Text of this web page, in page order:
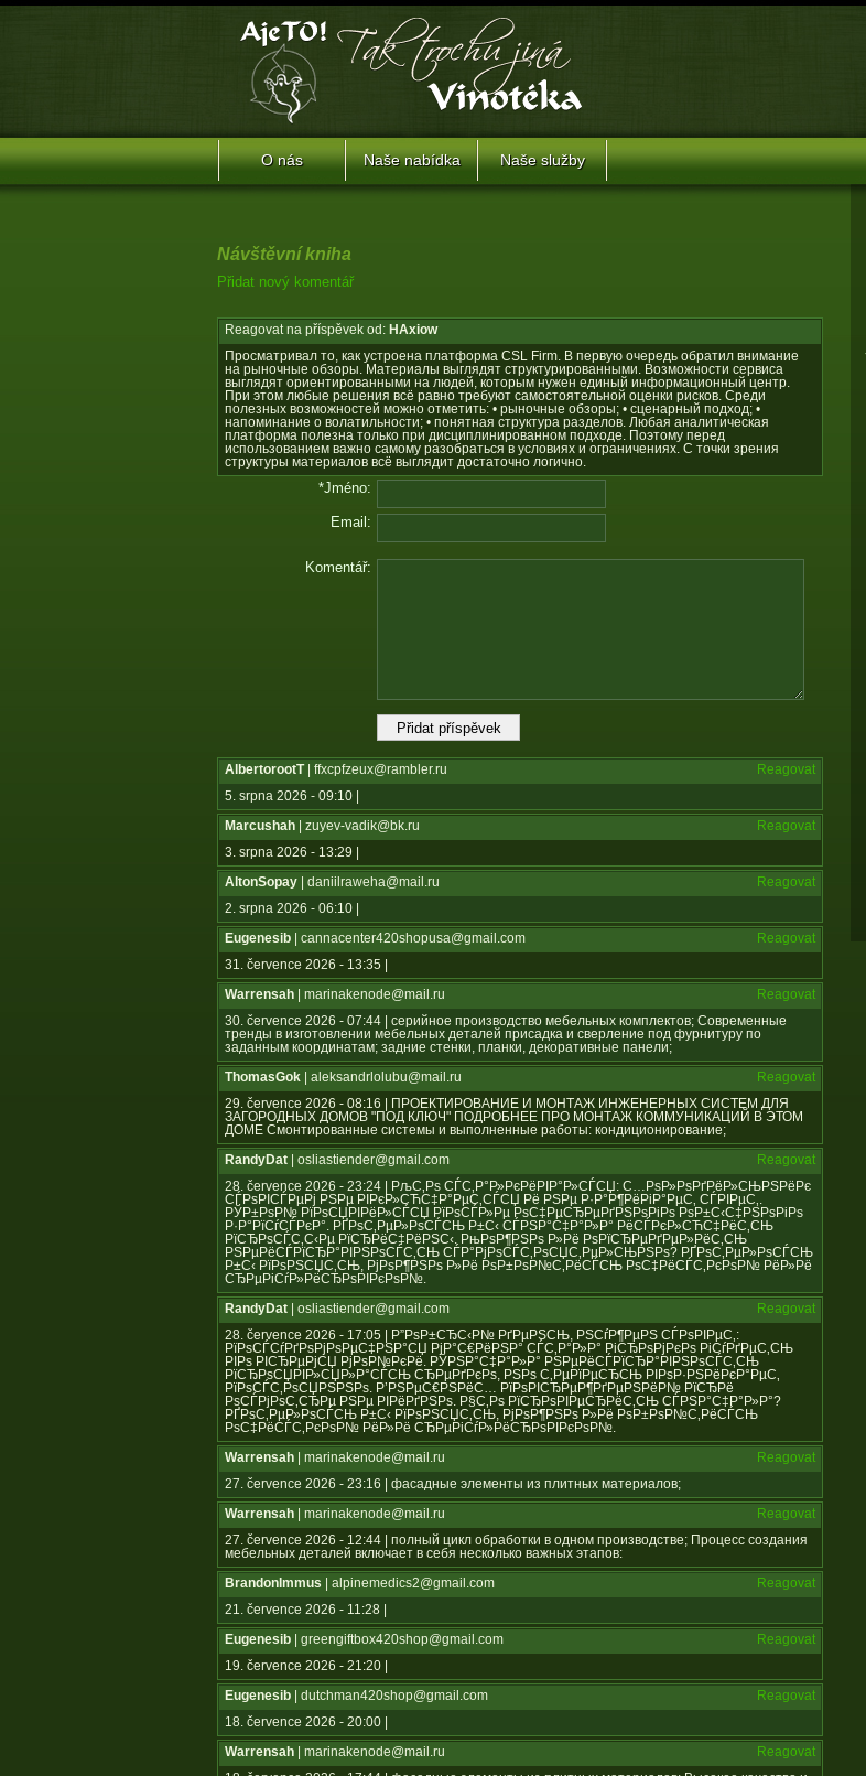
O nás Naše nabídka Naše služby
Návštěvní kniha
Přidat nový komentář
Reagovat na příspěvek od: HAxiow
Просматривал то, как устроена платформа CSL Firm. В первую очередь обратил внимание
на рыночные обзоры. Материалы выглядят структурированными. Возможности сервиса
выглядят ориентированными на людей, которым нужен единый информационный центр.
При этом любые решения всё равно требуют самостоятельной оценки рисков. Среди
полезных возможностей можно отметить: • рыночные обзоры; • сценарный подход; •
напоминание о волатильности; • понятная структура разделов. Любая аналитическая
платформа полезна только при дисциплинированном подходе. Поэтому перед
использованием важно самому разобраться в условиях и ограничениях. С точки зрения
структуры материалов всё выглядит достаточно логично.
*Jméno:
Email:
Komentář:
AlbertorootT| ffxcpfzeux@rambler.ru
Reagovat
5. srpna 2026 - 09:10 |
Marcushah | zuyev-vadik@bk.ru
Reagovat
3. srpna 2026 - 13:29 |
AltonSopay | daniilraweha@mail.ru
Reagovat
2. srpna 2026 - 06:10 |
Eugenesib | cannacenter420shopusa@gmail.com
Reagovat
31. července 2026 - 13:35 |
Warrensah | marinakenode@mail.ru
Reagovat
30. července 2026 - 07:44 | серийное производство мебельных комплектов; Современные
тренды в изготовлении мебельных деталей присадка и сверление под фурнитуру по
заданным координатам; задние стенки, планки, декоративные панели;
ThomasGok | aleksandrlolubu@mail.ru
Reagovat
29. července 2026 - 08:16 | ПРОЕКТИРОВАНИЕ И МОНТАЖ ИНЖЕНЕРНЫХ СИСТЕМ ДЛЯ
ЗАГОРОДНЫХ ДОМОВ "ПОД КЛЮЧ" ПОДРОБНЕЕ ПРО МОНТАЖ КОММУНИКАЦИЙ В ЭТОМ
ДОМЕ Смонтированные системы и выполненные работы: кондиционирование;
RandyDat | osliastiender@gmail.com
Reagovat
28. července 2026 - 23:24 | РљС‚Рѕ СЃС‚Р°Р»РєРёРІР°Р»СЃСЏ: С…РѕР»РѕРґРёР»СЊРЅРёРє
СЃРѕРІСЃРµРј РЅРµ РІРєР»СЋС‡Р°РµС‚СЃСЏ Рё РЅРµ Р·Р°Р¶РёРіР°РµС‚ СЃРІРµС‚.
РЎР±РѕР№ РїРѕСЏРІРёР»СЃСЏ РїРѕСЃР»Рµ РѕС‡РµСЂРµРґРЅРѕРіРѕ РѕР±С‹С‡РЅРѕРіРѕ
Р·Р°РїСѓСЃРєР°. РҐРѕС‚РµР»РѕСЃСЊ Р±С‹ СЃРЅР°С‡Р°Р»Р° РёСЃРєР»СЋС‡РёС‚СЊ
РїСЂРѕСЃС‚С‹Рµ РїСЂРёС‡РёРЅС‹. РњРѕР¶РЅРѕ Р»Рё РѕРїСЂРµРґРµР»РёС‚СЊ
РЅРµРёСЃРїСЂР°РІРЅРѕСЃС‚СЊ СЃР°РјРѕСЃС‚РѕСЏС‚РµР»СЊРЅРѕ? РҐРѕС‚РµР»РѕСЃСЊ
Р±С‹ РїРѕРЅСЏС‚СЊ, РјРѕР¶РЅРѕ Р»Рё РѕР±РѕР№С‚РёСЃСЊ РѕС‡РёСЃС‚РєРѕР№ РёР»Рё
СЂРµРіСѓР»РёСЂРѕРІРєРѕР№.
RandyDat | osliastiender@gmail.com
Reagovat
28. července 2026 - 17:05 | Р”РѕР±СЂС‹Р№ РґРµРЅСЊ, РЅСѓР¶РµРЅ СЃРѕРІРµС‚:
РїРѕСЃСѓРґРѕРјРѕРµС‡РЅР°СЏ РјР°С€РёРЅР° СЃС‚Р°Р»Р° РіСЂРѕРјРєРѕ РіСѓРґРµС‚СЊ
РІРѕ РІСЂРµРјСЏ РјРѕР№РєРё. РЎРЅР°С‡Р°Р»Р° РЅРµРёСЃРїСЂР°РІРЅРѕСЃС‚СЊ
РїСЂРѕСЏРІР»СЏР»Р°СЃСЊ СЂРµРґРєРѕ, РЅРѕ С‚РµРїРµСЂСЊ РІРѕР·РЅРёРєР°РµС‚
РїРѕСЃС‚РѕСЏРЅРЅРѕ. Р’РЅРµС€РЅРёС… РїРѕРІСЂРµР¶РґРµРЅРёР№ РїСЂРё
РѕСЃРјРѕС‚СЂРµ РЅРµ РІРёРґРЅРѕ. Р§С‚Рѕ РїСЂРѕРІРµСЂРёС‚СЊ СЃРЅР°С‡Р°Р»Р°?
РҐРѕС‚РµР»РѕСЃСЊ Р±С‹ РїРѕРЅСЏС‚СЊ, РјРѕР¶РЅРѕ Р»Рё РѕР±РѕР№С‚РёСЃСЊ
РѕС‡РёСЃС‚РєРѕР№ РёР»Рё СЂРµРіСѓР»РёСЂРѕРІРєРѕР№.
Warrensah | marinakenode@mail.ru
Reagovat
27. července 2026 - 23:16 | фасадные элементы из плитных материалов;
Warrensah | marinakenode@mail.ru
Reagovat
27. července 2026 - 12:44 | полный цикл обработки в одном производстве; Процесс создания
мебельных деталей включает в себя несколько важных этапов:
BrandonImmus | alpinemedics2@gmail.com
Reagovat
21. července 2026 - 11:28 |
Eugenesib | greengiftbox420shop@gmail.com
Reagovat
19. července 2026 - 21:20 |
Eugenesib | dutchman420shop@gmail.com
Reagovat
18. července 2026 - 20:00 |
Warrensah | marinakenode@mail.ru
Reagovat